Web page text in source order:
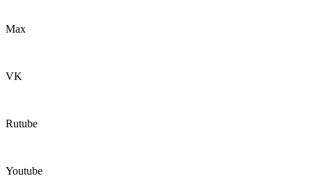
Max
VK
Rutube
Youtube